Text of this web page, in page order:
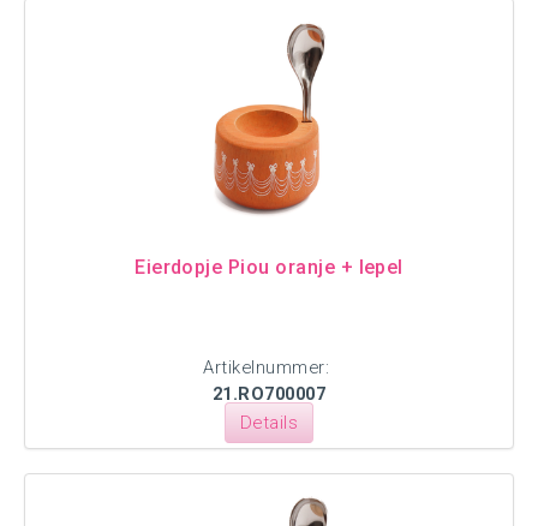
Eierdopje Piou oranje + lepel
Artikelnummer:
21.RO700007
Details